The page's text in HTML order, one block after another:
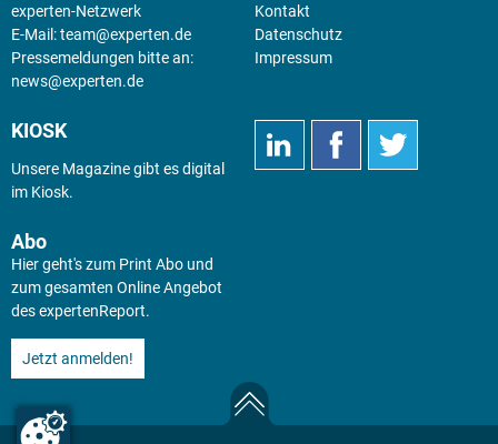
experten-Netzwerk
E-Mail:team@experten.de
Pressemeldungen bitte an:
news@experten.de
Kontakt
Datenschutz
Impressum
KIOSK
Unsere Magazine gibt es digital
im Kiosk.
Abo
Hier geht's zum Print Abo und
zum gesamten Online Angebot
des expertenReport.
Jetzt anmelden!